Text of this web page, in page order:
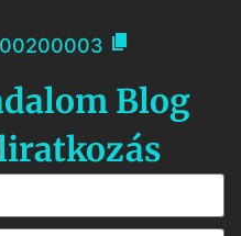
00200003 
Blog